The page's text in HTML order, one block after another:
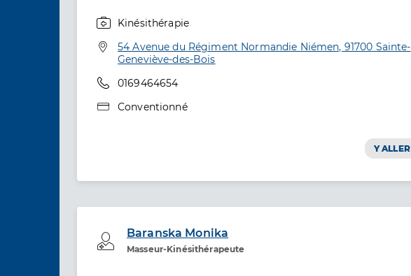
Kinésithérapie
Adresse
54 Avenue du Régiment Normandie Niémen, 91700 Sainte-
Geneviève-des-Bois
Téléphone
0169464654
Type de convention
Conventionné
Y ALLER
Baranska Monika
Masseur-Kinésithérapeute
Professionel de santé